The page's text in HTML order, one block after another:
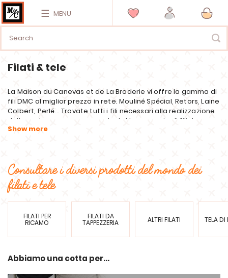
MENU
Filati & tele
La Maison du Canevas et de La Broderie vi offre la gamma di
fili DMC al miglior prezzo in rete. Mouliné Spécial, Retors, Laine
Colbert, Perlé... Trovate tutti i fili necessari alla realizzazione
delle vostre canevas ma anche tutta una serie di fili da
ricamare, cucire, lavorare a maglia o all'uncinetto per dare
Aïda, stame, lino, tela, tela, Smyrna per soddisfare tutte le
vostre esigenze e adattarsi al livello di ricamo di tutti. E se si
desidera la personalizzazione e l'originalità, il tirafilo e i
tessuti solubili permettono di ricamare su tutti i supporti in
modo semplice e regolare. Se avete bisogno di consigli o
ulteriori informazioni, non esitate a contattare il nostro
servizio clienti in modo che vi possa aiutare.
Consultare i diversi prodotti del mondo dei
filati e tele
FILATI PER
RICAMO
FILATI DA
TAPPEZZERIA ALTRI FILATI TELA
Abbiamo una cotta per...